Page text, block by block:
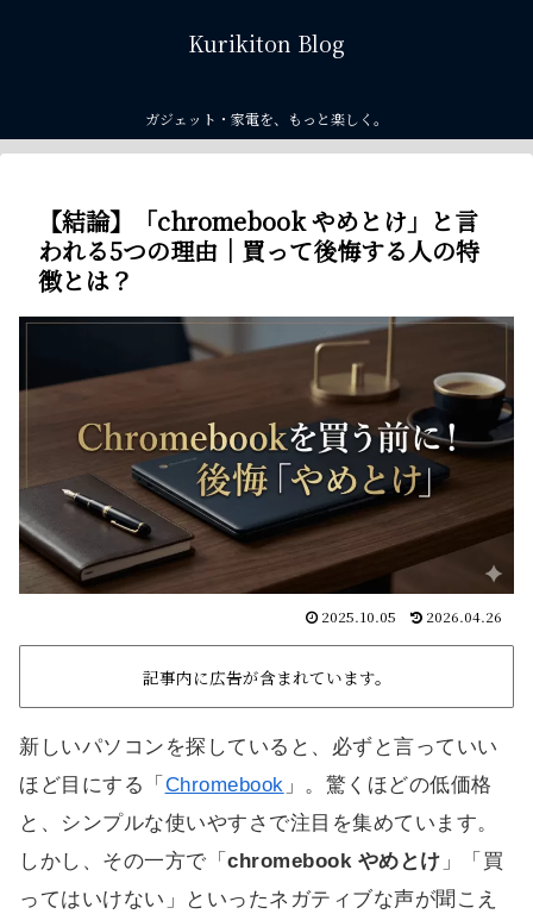
Kurikiton Blog
ガジェット・家電を、もっと楽しく。
【結論】「chromebook やめとけ」と言
われる5つの理由｜買って後悔する人の特
徴とは？
2025.10.05 2026.04.26
記事内に広告が含まれています。
新しいパソコンを探していると、必ずと言っていい
ほど目にする「 Chromebook 」。驚くほどの低価格
と、シンプルな使いやすさで注目を集めています。
しかし、その一方で「chromebook やめとけ 」「買
ってはいけない」といったネガティブな声が聞こえ